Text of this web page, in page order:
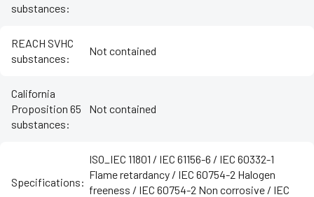
substances:
REACH SVHC
substances:
Not contained
California
Proposition 65
substances:
Not contained
Specifications:
ISO_IEC 11801 / IEC 61156-6 / IEC 60332-1
Flame retardancy / IEC 60754-2 Halogen
freeness / IEC 60754-2 Non corrosive / IEC